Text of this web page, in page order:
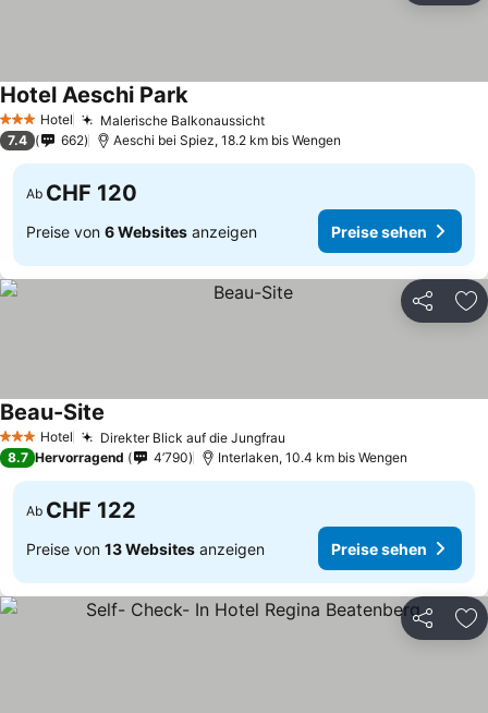
3 SterneHotel Malerische BalkonaussichtPreise sehen
Hotel Aeschi ParkPreise sehen
7.4 662 Aeschi bei Spiez, 18.2 km bis Wengen
Ab CHF 120
Preise von 6 Websites anzeigen Preise sehen
Teilen
3 SterneHotel Direkter Blick auf die Jungfrau
Beau-Site
8.7 Hervorragend 4’790 Interlaken, 10.4 km bis Wengen
Ab CHF 122
Preise von 13 Websites anzeigen Preise sehen
Teilen